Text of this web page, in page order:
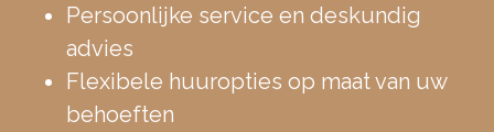
Persoonlijke service en deskundig
advies
Flexibele huuropties op maat van uw
behoeften